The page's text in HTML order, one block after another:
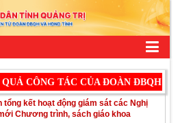
CÔNG TÁC CỦA ĐOÀN ĐBQH
kết hoạt động giám sát các Nghị
Chương trình, sách giáo khoa